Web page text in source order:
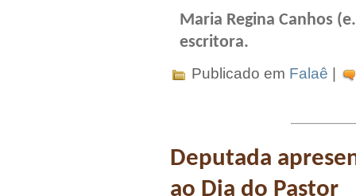
Maria Regina Canhos
escritora.
Publicado em Falaê
Deputada
ao Dia do Pastor